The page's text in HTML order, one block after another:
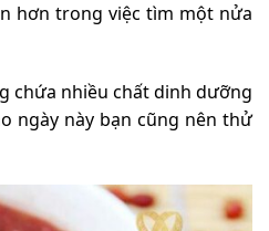
hơn trong việc tìm một nửa
chứa nhiều chất dinh dưỡng
ngày này bạn cũng nên thử